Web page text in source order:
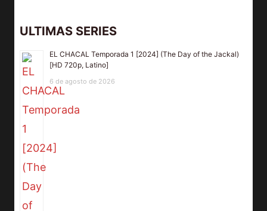
ULTIMAS SERIES
EL CHACAL Temporada 1 [2024] (The Day of the Jackal)
[HD 720p, Latino]
6 de agosto de 2026